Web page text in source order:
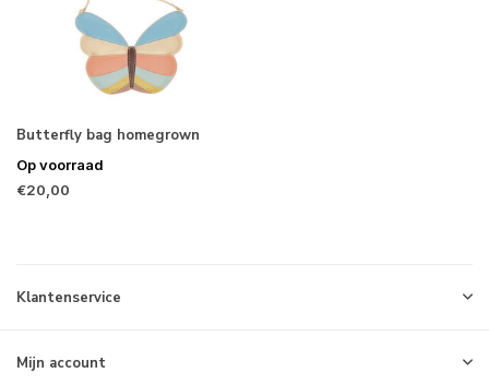
Butterfly bag homegrown
Op voorraad
€20,00
Klantenservice
Mijn account